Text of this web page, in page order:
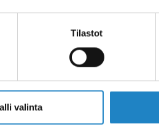
Tilastot
valinta
tunnettu,
monipuolistetaan
Karjalan
Hankkeen
hyödyntää